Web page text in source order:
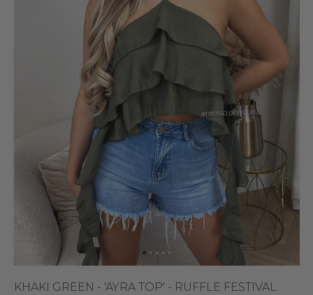
KHAKI GREEN - 'AYRA TOP' - RUFFLE FESTIVAL